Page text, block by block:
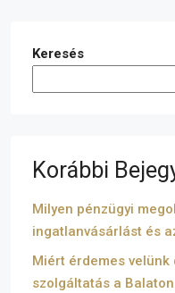
Keresés
Korábbi
Milyen pénzügyi
ingatlanvásárlást és
Miért érdemes velünk
szolgáltatás a